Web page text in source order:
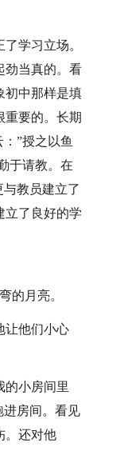
学习立场。
劲当真的。看
初中那样是填
重要的。长期
”授之以鱼
于请教。在
教员建立了
立了良好的学
的月亮。
让他们小心
的小房间里
进房间。看见
。还对他